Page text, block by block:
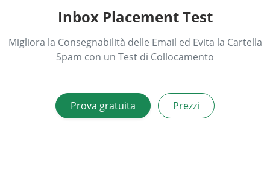
Inbox Placement Test
Migliora la Consegnabilità delle Email ed Evita la Cartella
Spam con un Test di Collocamento
Prova gratuita Prezzi